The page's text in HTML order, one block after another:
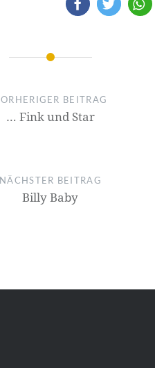
BEITRAG
… Fink und Star
NÄCHSTER BEITRAG
Billy Baby